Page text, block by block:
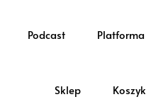
Podcast Platforma
Sklep Koszyk